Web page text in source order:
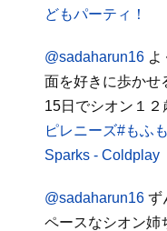
どもパーティ！
@sadaharun16よ
面を好きに歩かせ
15日でシオン１２
ピレニーズ#もふ
Sparks - Coldplay
@sadaharun16ず
ペースなシオン姉